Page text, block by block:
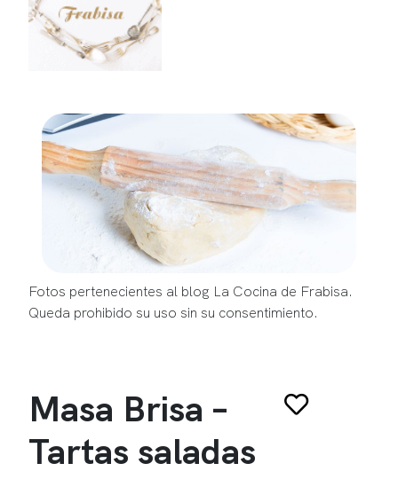
Fotos pertenecientes al blog La Cocina de Frabisa.
Queda prohibido su uso sin su consentimiento.
Masa Brisa –
Tartas saladas